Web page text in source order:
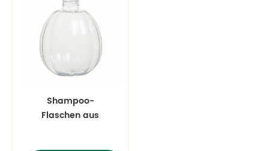
Shampoo-
Flaschen aus